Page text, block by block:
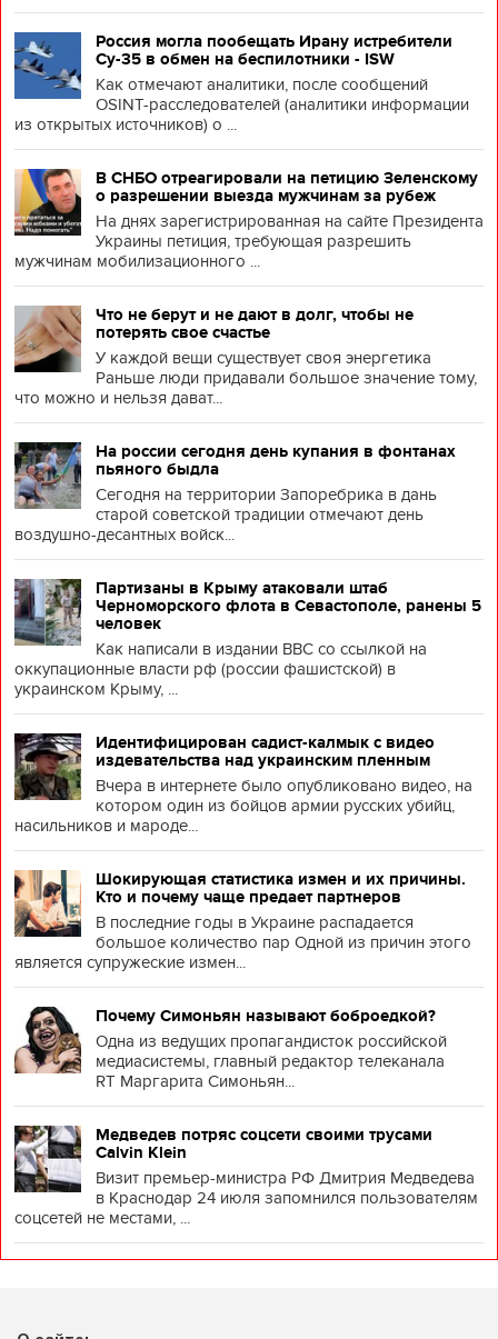
Россия могла пообещать Ирану истребители
Су-35 в обмен на беспилотники - ISW
Как отмечают аналитики, после сообщений
OSINT-расследователей (аналитики информации
из открытых источников) о ...
В СНБО отреагировали на петицию Зеленскому
о разрешении выезда мужчинам за рубеж
На днях зарегистрированная на сайте Президента
Украины петиция, требующая разрешить
мужчинам мобилизационного ...
Что не берут и не дают в долг, чтобы не
потерять свое счастье
У каждой вещи существует своя энергетика
Раньше люди придавали большое значение тому,
что можно и нельзя дават...
На россии сегодня день купания в фонтанах
пьяного быдла
Сегодня на территории Запоребрика в дань
старой советской традиции отмечают день
воздушно-десантных войск...
Партизаны в Крыму атаковали штаб
Черноморского флота в Севастополе, ранены 5
человек
Как написали в издании BBC со ссылкой на
оккупационные власти рф (россии фашистской) в
украинском Крыму, ...
Идентифицирован садист-калмык с видео
издевательства над украинским пленным
Вчера в интернете было опубликовано видео, на
котором один из бойцов армии русских убийц,
насильников и мароде...
Шокирующая статистика измен и их причины.
Кто и почему чаще предает партнеров
В последние годы в Украине распадается
большое количество пар Одной из причин этого
является супружеские измен...
Почему Симоньян называют боброедкой?
Одна из ведущих пропагандисток российской
медиасистемы, главный редактор телеканала
RT Маргарита Симоньян...
Медведев потряс соцсети своими трусами
Calvin Klein
Визит премьер-министра РФ Дмитрия Медведева
в Краснодар 24 июля запомнился пользователям
соцсетей не местами, ...